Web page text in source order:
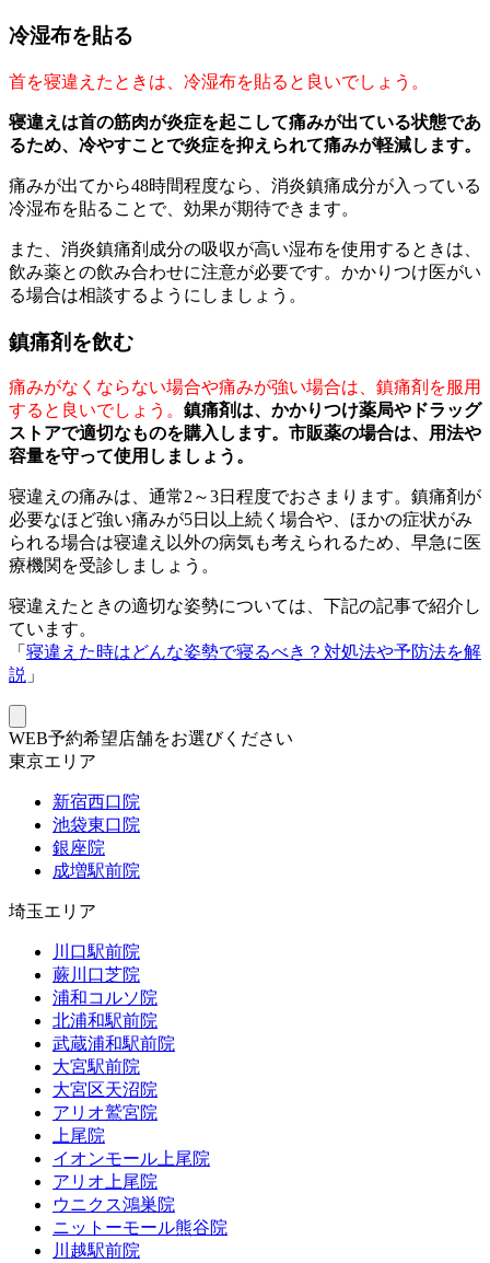
冷湿布を貼る
首を寝違えたときは、冷湿布を貼ると良いでしょう。
寝違えは首の筋肉が炎症を起こして痛みが出ている状態であ
るため、冷やすことで炎症を抑えられて痛みが軽減します。
痛みが出てから48時間程度なら、消炎鎮痛成分が入っている
冷湿布を貼ることで、効果が期待できます。
また、消炎鎮痛剤成分の吸収が高い湿布を使用するときは、
飲み薬との飲み合わせに注意が必要です。かかりつけ医がい
る場合は相談するようにしましょう。
鎮痛剤を飲む
痛みがなくならない場合や痛みが強い場合は、鎮痛剤を服用
すると良いでしょう。 鎮痛剤は、かかりつけ薬局やドラッグ
ストアで適切なものを購入します。市販薬の場合は、用法や
容量を守って使用しましょう。
寝違えの痛みは、通常2～3日程度でおさまります。鎮痛剤が
必要なほど強い痛みが5日以上続く場合や、ほかの症状がみ
られる場合は寝違え以外の病気も考えられるため、早急に医
療機関を受診しましょう。
寝違えたときの適切な姿勢については、下記の記事で紹介し
ています。
「 寝違えた時はどんな姿勢で寝るべき？対処法や予防法を解
説 」
WEB予約希望店舗をお選びください
東京エリア
新宿西口院
池袋東口院
銀座院
成増駅前院
埼玉エリア
川口駅前院
蕨川口芝院
浦和コルソ院
北浦和駅前院
武蔵浦和駅前院
大宮駅前院
大宮区天沼院
アリオ鷲宮院
上尾院
イオンモール上尾院
アリオ上尾院
ウニクス鴻巣院
ニットーモール熊谷院
川越駅前院